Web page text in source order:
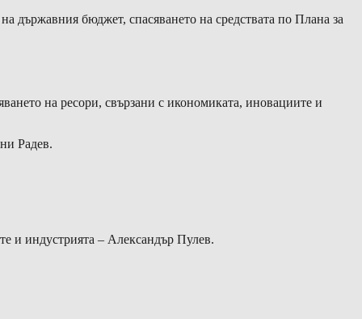
държавния бюджет, спасяването на средствата по Плана за
на ресори, свързани с икономиката, иновациите и
Радев.
и индустрията – Александър Пулев.